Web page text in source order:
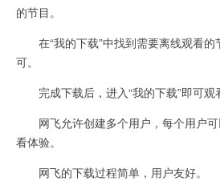
的节目。
在“我的下载”中找到需要离线观看的
可。
完成下载后，进入“我的下载”即可观
网飞允许创建多个用户，每个用户可
看体验。
网飞的下载过程简单，用户友好。